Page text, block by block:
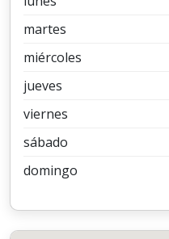
martes
miércoles
jueves
viernes
sábado
domingo